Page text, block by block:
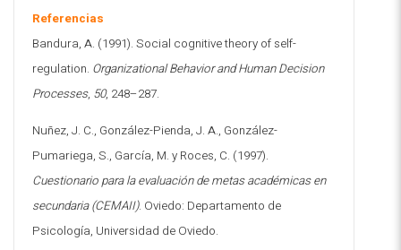
Referencias
Bandura, A. (1991). Social cognitive theory of self-
regulation. Organizational Behavior and Human Decision
Processes, 50, 248–287.
Nuñez, J. C., González-Pienda, J. A., González-
Pumariega, S., García, M. y Roces, C. (1997).
Cuestionario para la evaluación de metas académicas en
secundaria (CEMAII). Oviedo: Departamento de
Psicología, Universidad de Oviedo.